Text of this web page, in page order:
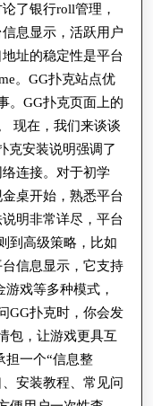
了银行roll管理，
息显示，活跃用户
址的稳定性是平台
。GG扑克站点优
。GG扑克页面上的
现在，我们来谈谈
克安装说明强调了
连接。对于初学
桌开始，熟悉平台
明非常详尽，平台
到高级策略，比如
信息显示，它支持
戏等多种模式，
GG扑克时，你会发
包，让游戏更具互
担一个“信息整
安装教程、常见问